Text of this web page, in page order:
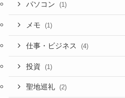
パソコン (1)
メモ (1)
仕事・ビジネス (4)
投資 (1)
聖地巡礼 (2)